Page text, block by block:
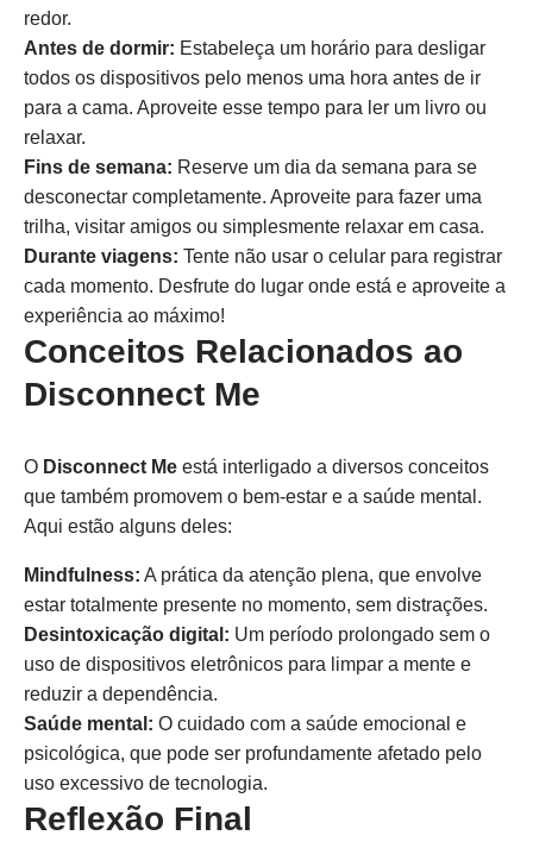
redor.
Antes de dormir: Estabeleça um horário para desligar
todos os dispositivos pelo menos uma hora antes de ir
para a cama. Aproveite esse tempo para ler um livro ou
relaxar.
Fins de semana: Reserve um dia da semana para se
desconectar completamente. Aproveite para fazer uma
trilha, visitar amigos ou simplesmente relaxar em casa.
Durante viagens: Tente não usar o celular para registrar
cada momento. Desfrute do lugar onde está e aproveite a
experiência ao máximo!
Conceitos Relacionados ao
Disconnect Me
O Disconnect Me está interligado a diversos conceitos
que também promovem o bem-estar e a saúde mental.
Aqui estão alguns deles:
Mindfulness: A prática da atenção plena, que envolve
estar totalmente presente no momento, sem distrações.
Desintoxicação digital: Um período prolongado sem o
uso de dispositivos eletrônicos para limpar a mente e
reduzir a dependência.
Saúde mental: O cuidado com a saúde emocional e
psicológica, que pode ser profundamente afetado pelo
uso excessivo de tecnologia.
Reflexão Final